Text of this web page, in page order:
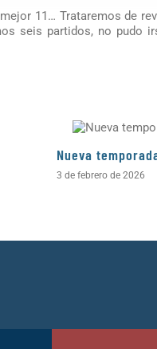
11… Trataremos de
seis partidos, no pudo
Nueva
3 de febrero de 2026